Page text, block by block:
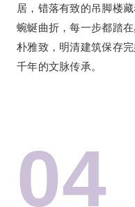
居，错落有致的吊脚楼
蜿蜒曲折，每一步都踏
朴雅致，明清建筑保存
千年的文脉传承。
04